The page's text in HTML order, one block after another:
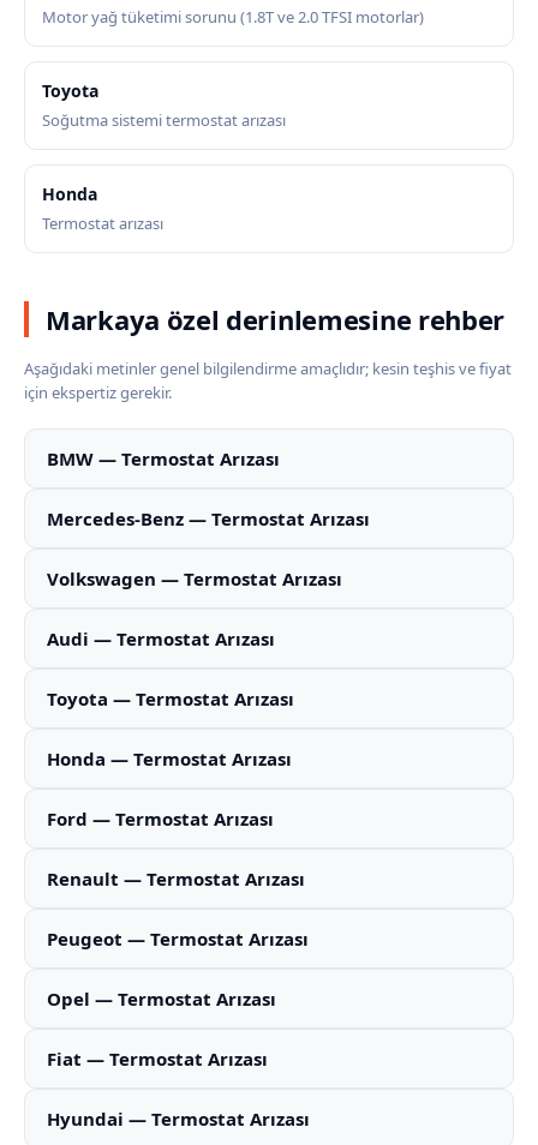
Motor yağ tüketimi sorunu (1.8T ve 2.0 TFSI motorlar)
Toyota
Soğutma sistemi termostat arızası
Honda
Termostat arızası
Markaya özel derinlemesine rehber
Aşağıdaki metinler genel bilgilendirme amaçlıdır; kesin teşhis ve fiyat
için ekspertiz gerekir.
BMW — Termostat Arızası
Mercedes-Benz — Termostat Arızası
Volkswagen — Termostat Arızası
Audi — Termostat Arızası
Toyota — Termostat Arızası
Honda — Termostat Arızası
Ford — Termostat Arızası
Renault — Termostat Arızası
Peugeot — Termostat Arızası
Opel — Termostat Arızası
Fiat — Termostat Arızası
Hyundai — Termostat Arızası